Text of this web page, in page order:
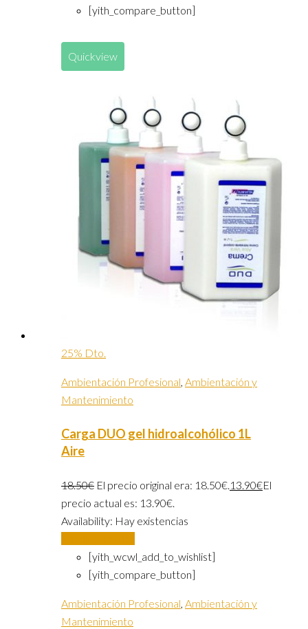
[yith_compare_button]
Quickview
25% Dto.
Ambientación Profesional, Ambientación y
Mantenimiento
Carga DUO gel hidroalcohólico 1L
Aire
18.50€ El precio original era: 18.50€.13.90€El
precio actual es: 13.90€.
Availability: Hay existencias
[yith_wcwl_add_to_wishlist]
[yith_compare_button]
Ambientación Profesional, Ambientación y
Mantenimiento